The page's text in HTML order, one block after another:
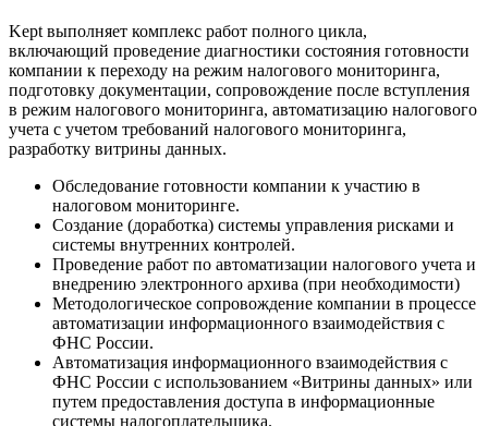
Kept выполняет комплекс работ полного цикла,
включающий проведение диагностики состояния готовности
компании к переходу на режим налогового мониторинга,
подготовку документации, сопровождение после вступления
в режим налогового мониторинга, автоматизацию налогового
учета с учетом требований налогового мониторинга,
разработку витрины данных.
Обследование готовности компании к участию в
налоговом мониторинге.
Создание (доработка) системы управления рисками и
системы внутренних контролей.
Проведение работ по автоматизации налогового учета и
внедрению электронного архива (при необходимости)
Методологическое сопровождение компании в процессе
автоматизации информационного взаимодействия с
ФНС России.
Автоматизация информационного взаимодействия с
ФНС России с использованием «Витрины данных» или
путем предоставления доступа в информационные
системы налогоплательщика.